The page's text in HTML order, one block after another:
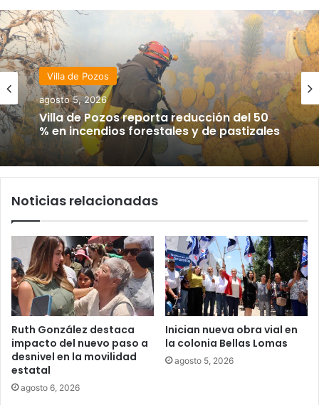
Villa de Pozos
agosto 5, 2026
Villa de Pozos reporta reducción del 50
% en incendios forestales y de pastizales
Noticias relacionadas
Ruth González destaca
impacto del nuevo paso a
desnivel en la movilidad
estatal
agosto 6, 2026
Inician nueva obra vial en
la colonia Bellas Lomas
agosto 5, 2026